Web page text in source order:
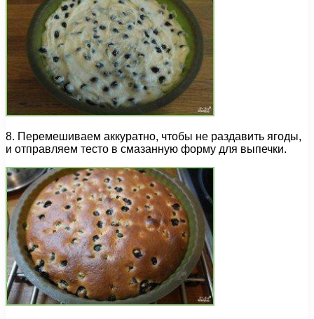
8. Перемешиваем аккуратно, чтобы не раздавить ягоды,
и отправляем тесто в смазанную форму для выпечки.